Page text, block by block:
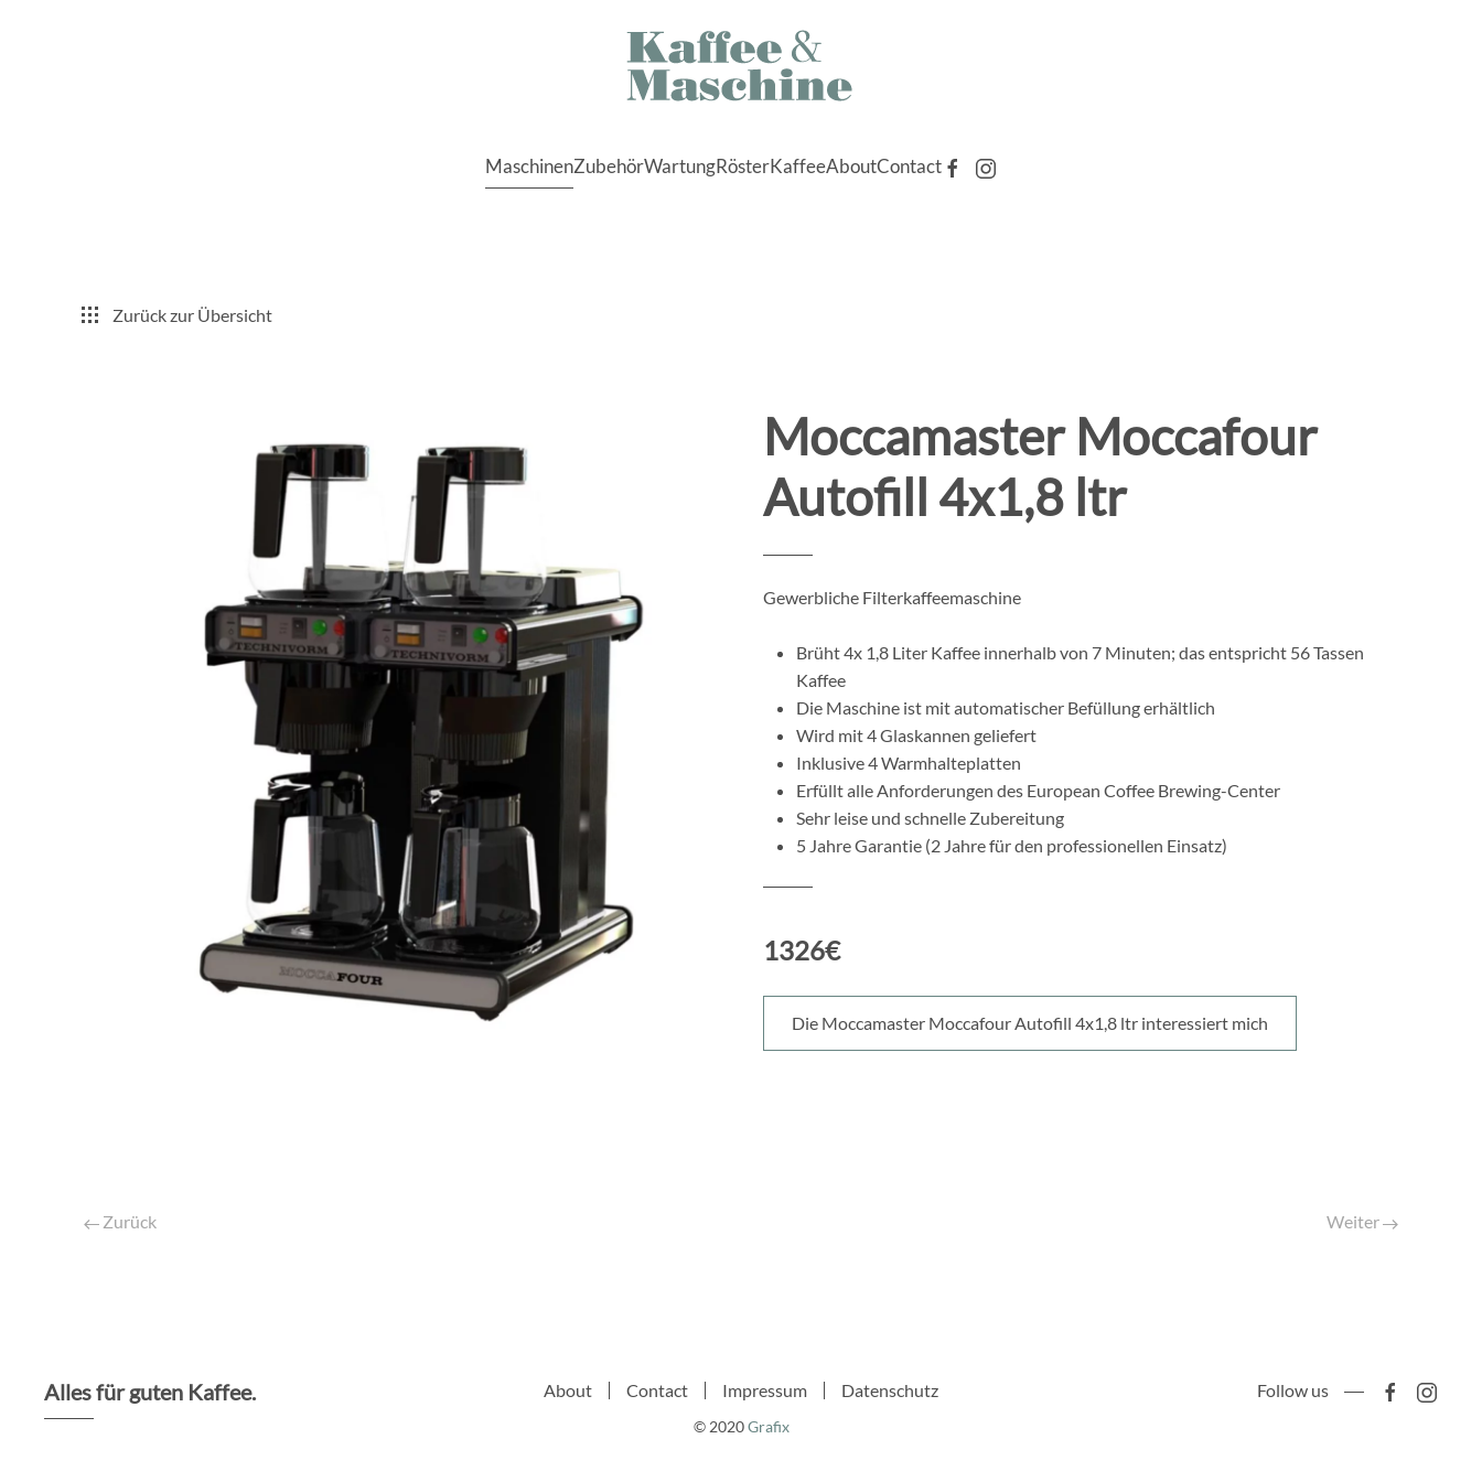
MaschinenZubehörWartungRösterKaffeeAboutContact
Zurück zur Übersicht
Moccamaster Moccafour
Autofill 4x1,8 ltr
Gewerbliche Filterkaffeemaschine
Brüht 4x 1,8 Liter Kaffee innerhalb von 7 Minuten; das entspricht 56 Tassen
Kaffee
Die Maschine ist mit automatischer Befüllung erhältlich
Wird mit 4 Glaskannen geliefert
Inklusive 4 Warmhalteplatten
Erfüllt alle Anforderungen des European Coffee Brewing-Center
Sehr leise und schnelle Zubereitung
5 Jahre Garantie (2 Jahre für den professionellen Einsatz)
1326€
Die Moccamaster Moccafour Autofill 4x1,8 ltr interessiert mich
Zurück Weiter
Alles für guten Kaffee. About Contact Impressum Datenschutz
© 2020Grafix
Follow us